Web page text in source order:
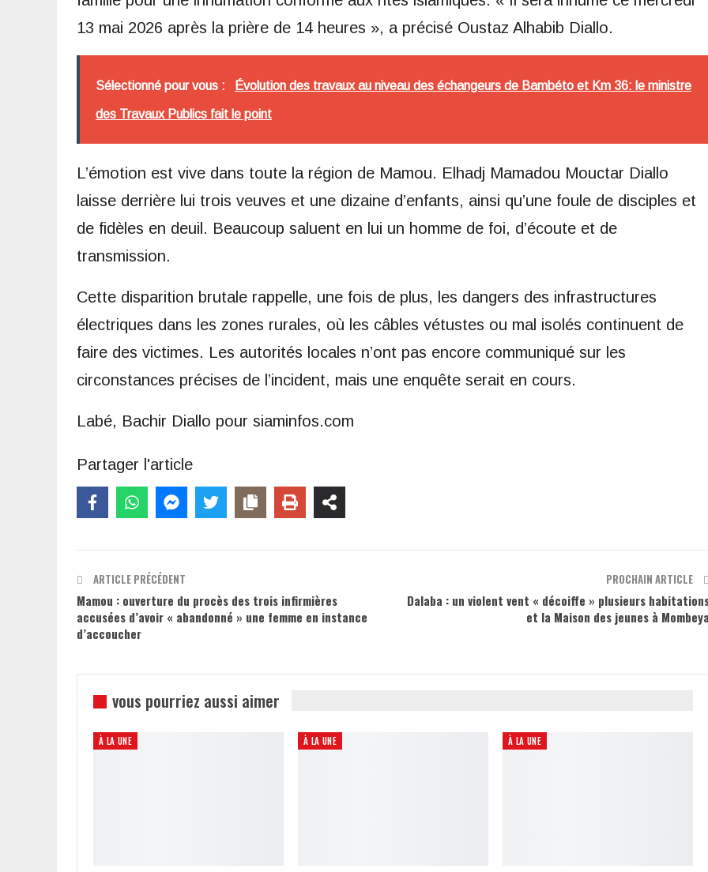
13 mai 2026 après la prière de 14 heures », a précisé Oustaz Alhabib Diallo.
Sélectionné pour vous : Évolution des travaux au niveau des échangeurs de Bambéto et Km 36: le ministre
des Travaux Publics fait le point
L’émotion est vive dans toute la région de Mamou. Elhadj Mamadou Mouctar Diallo
laisse derrière lui trois veuves et une dizaine d’enfants, ainsi qu’une foule de disciples et
de fidèles en deuil. Beaucoup saluent en lui un homme de foi, d’écoute et de
transmission.
Cette disparition brutale rappelle, une fois de plus, les dangers des infrastructures
électriques dans les zones rurales, où les câbles vétustes ou mal isolés continuent de
faire des victimes. Les autorités locales n’ont pas encore communiqué sur les
circonstances précises de l’incident, mais une enquête serait en cours.
Labé, Bachir Diallo pour siaminfos.com
Partager l'article
ARTICLE PRÉCÉDENT
Mamou : ouverture du procès des trois infirmières
accusées d’avoir « abandonné » une femme en instance
d’accoucher
PROCHAIN ARTICLE
Dalaba : un violent vent « décoiffe » plusieurs
et la Maison des jeunes à
vous pourriez aussi aimer
À LA UNE À LA UNE À LA UNE